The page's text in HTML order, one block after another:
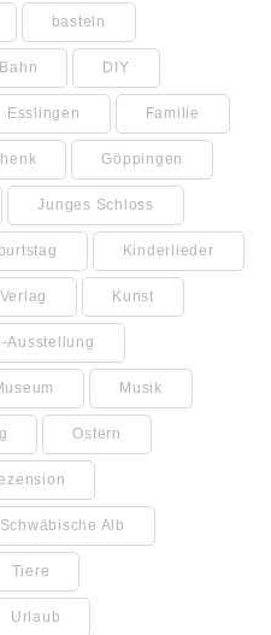
basteln
DIY
Esslingen Familie
Göppingen
Junges Schloss
Kinderlieder
Kunst
Ausstellung
Musik
Ostern
Schwäbische Alb
Tiere
Urlaub